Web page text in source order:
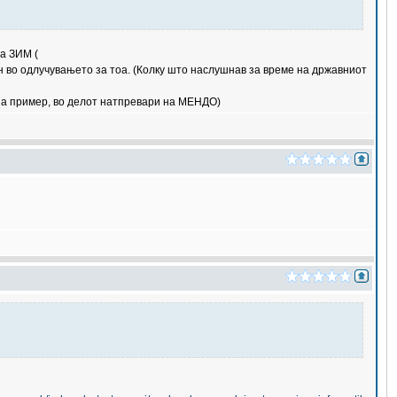
ЗИМ (
во одлучувањето за тоа. (Колку што наслушнав за време на државниот
пример, во делот натпревари на МЕНДО)